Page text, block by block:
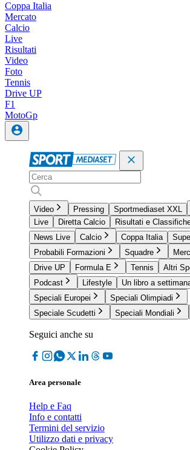
Coppa Italia
Mercato
Calcio
Live
Risultati
Video
Foto
Tennis
Drive UP
F1
MotoGp
Video Pressing Sportmediaset XXL
Live
Diretta Calcio
Risultati e
News Live
Calcio Coppa Italia
Probabili Formazioni
Squadre
Drive UP
Formula E Tennis Altri
Podcast
Lifestyle
Un libro a
Speciali Europei
Speciali Olimpiadi
Speciale Scudetti
Speciali Mondiali
Seguici anche su
Area personale
Help e Faq
Info e contatti
Termini del servizio
Utilizzo dati e privacy